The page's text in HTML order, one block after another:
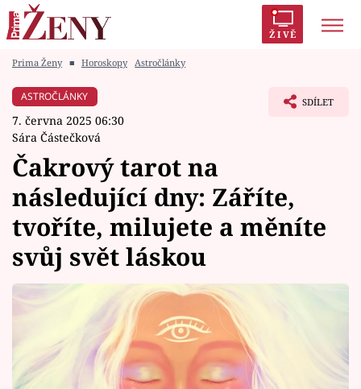
ŽIVĚ
Módní alarm
Témata
Celebrity
Vztahy
Horoskopy
Prima Ženy ■ Horoskopy Astročlánky
ASTROČLÁNKY
7. června 2025 06:30
Sára Částečková
SDÍLET
Čakrový tarot na
následující dny: Záříte,
tvoříte, milujete a měníte
svůj svět láskou